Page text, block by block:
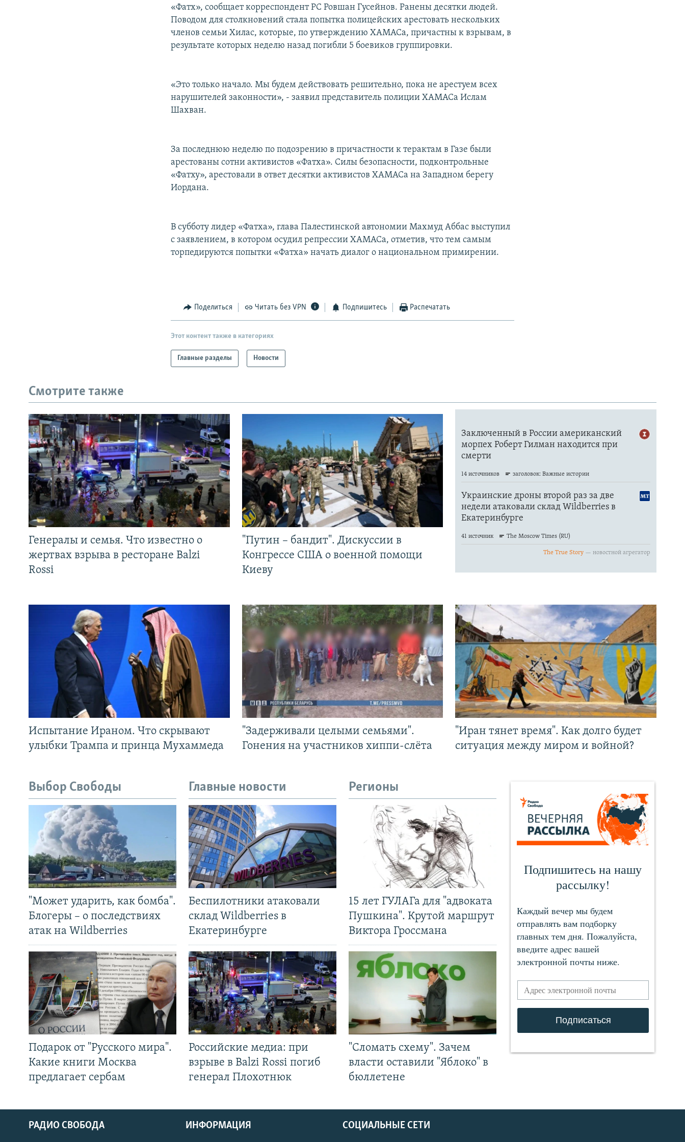
«Фатх», сообщает корреспондент РС Ровшан Гусейнов. Ранены десятки людей.
Поводом для столкновений стала попытка полицейских арестовать нескольких
членов семьи Хилас, которые, по утверждению ХАМАСа, причастны к взрывам, в
результате которых неделю назад погибли 5 боевиков группировки.
«Это только начало. Мы будем действовать решительно, пока не арестуем всех
нарушителей законности», - заявил представитель полиции ХАМАСа Ислам
Шахван.
За последнюю неделю по подозрению в причастности к терактам в Газе были
арестованы сотни активистов «Фатха». Силы безопасности, подконтрольные
«Фатху», арестовали в ответ десятки активистов ХАМАСа на Западном берегу
Иордана.
В субботу лидер «Фатха», глава Палестинской автономии Махмуд Аббас выступил
с заявлением, в котором осудил репрессии ХАМАСа, отметив, что тем самым
торпедируются попытки «Фатха» начать диалог о национальном примирении.
Поделиться Читать без VPN Подпишитесь Распечатать
Этот контент также в категориях
Главные разделы Новости
Смотрите также
Генералы и семья. Что известно о
жертвах взрыва в ресторане Balzi
Rossi
"Путин – бандит". Дискуссии в
Конгрессе США о военной помощи
Киеву
Испытание Ираном. Что скрывают
улыбки Трампа и принца Мухаммеда
"Задерживали целыми семьями".
Гонения на участников хиппи-слёта
"Иран тянет время". Как долго будет
ситуация между миром и войной?
Выбор Свободы
"Может ударить, как бомба".
Блогеры – о последствиях
атак на Wildberries
Подарок от "Русского мира".
Какие книги Москва
предлагает сербам
Главные новости
Беспилотники атаковали
склад Wildberries в
Екатеринбурге
Российские медиа: при
взрыве в Balzi Rossi погиб
генерал Плохотнюк
Регионы
15 лет ГУЛАГа для "адвоката
Пушкина". Крутой маршрут
Виктора Гроссмана
"Сломать схему". Зачем
власти оставили "Яблоко" в
бюллетене
СОЦИАЛЬНЫЕ СЕТИ
РАДИО СВОБОДА ИНФОРМАЦИЯ